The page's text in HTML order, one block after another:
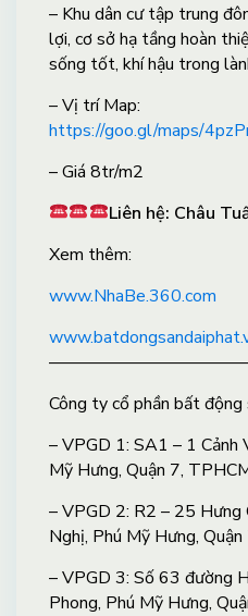
– Khu dân cư tập trung
lợi, cơ sở hạ tầng hoàn
sống tốt, khí hậu trong
– Vị trí Map:
https://goo.gl/maps/
– Giá 8tr/m2
Liên hệ: Châu
Xem thêm:
www.NhaBe.360.com
Công ty cổ phần bất
– VPGD 1: SA1 – 1 Cảnh
Mỹ Hưng, Quận 7,
– VPGD 2: R2 – 25 Hưng
Nghị, Phú Mỹ Hưng,
– VPGD 3: Số 63 đường
Phong, Phú Mỹ Hưng,